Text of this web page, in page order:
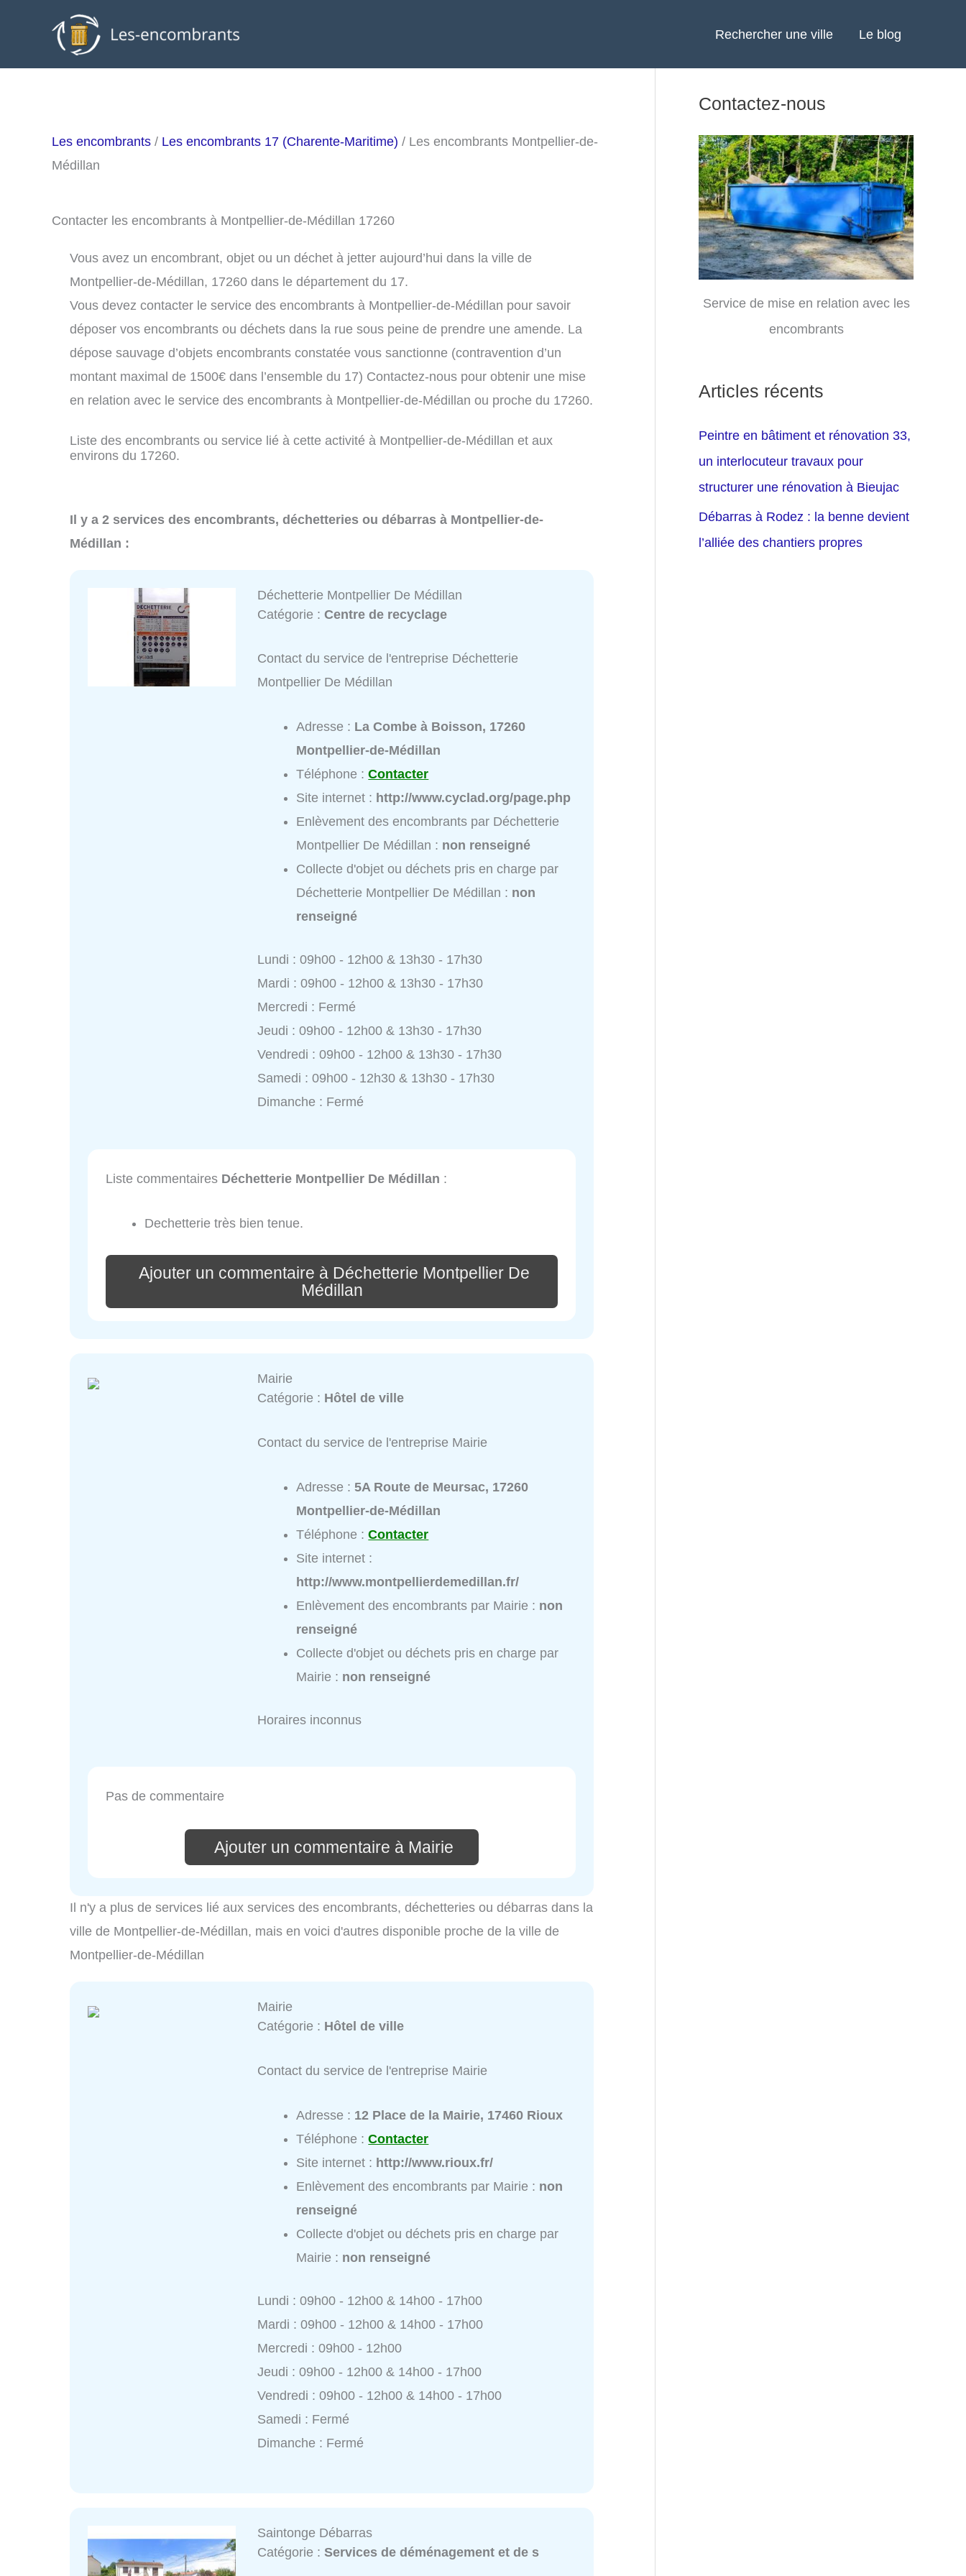
Rechercher une ville Le blog
Les encombrants / Les encombrants 17 (Charente-Maritime) / Les encombrants Montpellier-de-
Médillan
Contacter les encombrants à Montpellier-de-Médillan 17260
Vous avez un encombrant, objet ou un déchet à jetter aujourd’hui dans la ville de
Montpellier-de-Médillan, 17260 dans le département du 17.
Vous devez contacter le service des encombrants à Montpellier-de-Médillan pour savoir
déposer vos encombrants ou déchets dans la rue sous peine de prendre une amende. La
dépose sauvage d’objets encombrants constatée vous sanctionne (contravention d’un
montant maximal de 1500€ dans l’ensemble du 17) Contactez-nous pour obtenir une mise
en relation avec le service des encombrants à Montpellier-de-Médillan ou proche du 17260.
Liste des encombrants ou service lié à cette activité à Montpellier-de-Médillan et aux
environs du 17260.
Il y a 2 services des encombrants, déchetteries ou débarras à Montpellier-de-
Médillan :
Déchetterie Montpellier De Médillan
Catégorie :Centre de recyclage
Contact du service de l'entreprise Déchetterie
Montpellier De Médillan
Adresse : La Combe à Boisson, 17260
Montpellier-de-Médillan
Téléphone :Contacter
Site internet : http://www.cyclad.org/page.php
Enlèvement des encombrants par Déchetterie
Montpellier De Médillan : non renseigné
Collecte d'objet ou déchets pris en charge par
Déchetterie Montpellier De Médillan : non
renseigné
Lundi : 09h00 - 12h00 & 13h30 - 17h30
Mardi : 09h00 - 12h00 & 13h30 - 17h30
Mercredi : Fermé
Jeudi : 09h00 - 12h00 & 13h30 - 17h30
Vendredi : 09h00 - 12h00 & 13h30 - 17h30
Samedi : 09h00 - 12h30 & 13h30 - 17h30
Dimanche : Fermé
Liste commentaires Déchetterie Montpellier De Médillan :
Dechetterie très bien tenue.
Ajouter un commentaire à Déchetterie Montpellier De
Médillan
Mairie
Catégorie : Hôtel de ville
Contact du service de l'entreprise Mairie
Adresse :5A Route de Meursac, 17260
Montpellier-de-Médillan
Téléphone :Contacter
Site internet :
http://www.montpellierdemedillan.fr/
Enlèvement des encombrants par Mairie : non
renseigné
Collecte d'objet ou déchets pris en charge par
Mairie : non renseigné
Horaires inconnus
Pas de commentaire
Ajouter un commentaire à Mairie
Il n'y a plus de services lié aux services des encombrants, déchetteries ou débarras dans la
ville de Montpellier-de-Médillan, mais en voici d'autres disponible proche de la ville de
Montpellier-de-Médillan
Mairie
Catégorie : Hôtel de ville
Contact du service de l'entreprise Mairie
Adresse : 12 Place de la Mairie, 17460 Rioux
Téléphone :Contacter
Site internet : http://www.rioux.fr/
Enlèvement des encombrants par Mairie : non
renseigné
Collecte d'objet ou déchets pris en charge par
Mairie : non renseigné
Lundi : 09h00 - 12h00 & 14h00 - 17h00
Mardi : 09h00 - 12h00 & 14h00 - 17h00
Mercredi : 09h00 - 12h00
Jeudi : 09h00 - 12h00 & 14h00 - 17h00
Vendredi : 09h00 - 12h00 & 14h00 - 17h00
Samedi : Fermé
Dimanche : Fermé
Saintonge Débarras
Catégorie :Services de déménagement et de s
Contactez-nous
Service de mise en relation avec les
encombrants
Articles récents
Peintre en bâtiment et rénovation 33,
un interlocuteur travaux pour
structurer une rénovation à Bieujac
Débarras à Rodez : la benne devient
l’alliée des chantiers propres